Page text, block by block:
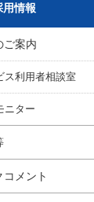
用情報
ご案内
ス利用者相談室
ニター
メント